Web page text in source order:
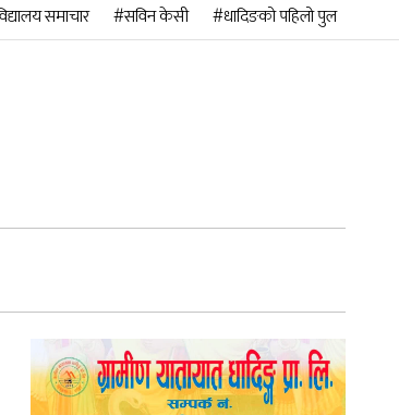
समाचार #सविन केसी #धादिङको पहिलो पुल